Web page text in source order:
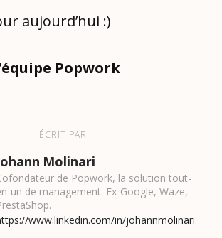
aujourd’hui :)
Popwork
ÉCRIT PAR
Molinari
de Popwork, la solution tout-
un de management. Ex-Google, Waze,
www.linkedin.com/in/johannmolinari